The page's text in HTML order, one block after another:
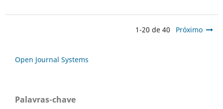
1-20 de 40 Próximo
Open Journal Systems
Palavras-chave